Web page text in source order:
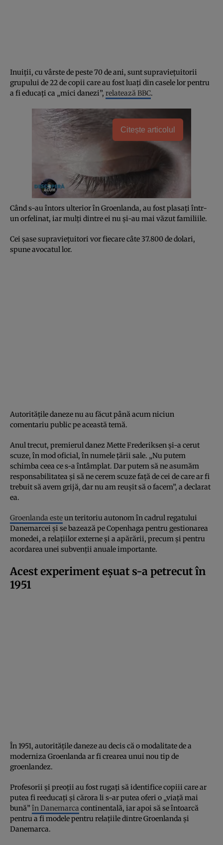
Inuiții, cu vârste de peste 70 de ani, sunt supraviețuitorii
grupului de 22 de copii care au fost luați din casele lor pentru
a fi educați ca „mici danezi”, relatează BBC.
Citește articolul
Când s-au întors ulterior în Groenlanda, au fost plasați într-
un orfelinat, iar mulți dintre ei nu și-au mai văzut familiile.
Cei șase supraviețuitori vor fiecare câte 37.800 de dolari,
spune avocatul lor.
Autoritățile daneze nu au făcut până acum niciun
comentariu public pe această temă.
Anul trecut, premierul danez Mette Frederiksen și-a cerut
scuze, în mod oficial, în numele țării sale. „Nu putem
schimba ceea ce s-a întâmplat. Dar putem să ne asumăm
responsabilitatea și să ne cerem scuze față de cei de care ar fi
trebuit să avem grijă, dar nu am reușit să o facem”, a declarat
ea.
Groenlanda esteun teritoriu autonom în cadrul regatului
Danemarcei și se bazează pe Copenhaga pentru gestionarea
monedei, a relațiilor externe și a apărării, precum și pentru
acordarea unei subvenții anuale importante.
Acest experiment eșuat s-a petrecut în
1951
În 1951, autoritățile daneze au decis că o modalitate de a
moderniza Groenlanda ar fi crearea unui nou tip de
groenlandez.
Profesorii și preoții au fost rugați să identifice copiii care ar
putea fi reeducați și cărora li s-ar putea oferi o „viață mai
bună” în Danemarca continentală, iar apoi să se întoarcă
pentru a fi modele pentru relațiile dintre Groenlanda și
Danemarca.